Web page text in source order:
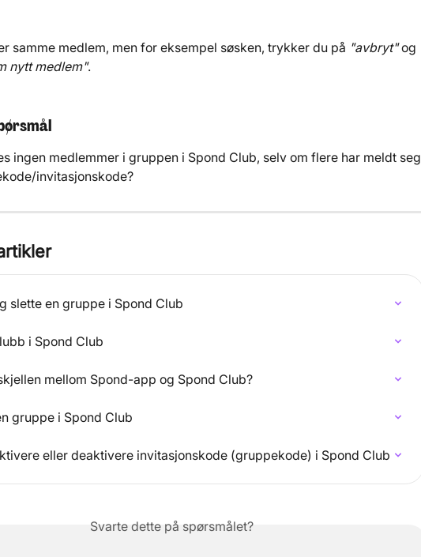
samme medlem, men for eksempel søsken, trykker du på "avbryt" og
nytt medlem".
ingen medlemmer i gruppen i Spond Club, selv om flere har meldt seg
invitasjonskode?
slette en gruppe i Spond Club
i Spond Club
mellom Spond-app og Spond Club?
gruppe i Spond Club
eller deaktivere invitasjonskode (gruppekode) i Spond Club
Svarte dette på spørsmålet?